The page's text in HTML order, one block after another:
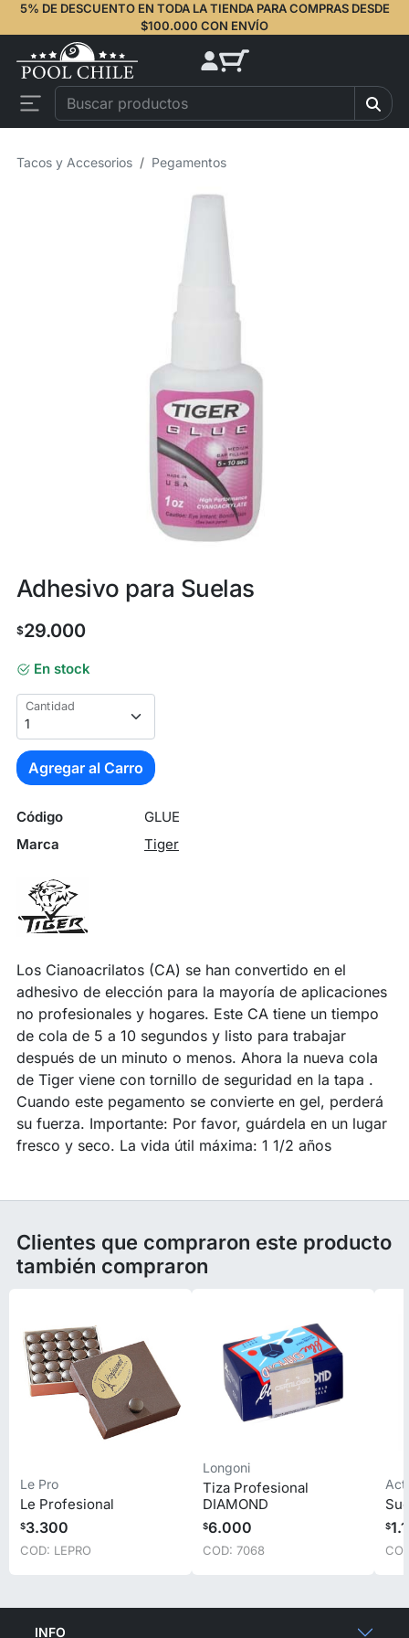
5% DE DESCUENTO EN TODA LA TIENDA PARA COMPRAS DESDE
$100.000 CON ENVÍO
Tacos y Accesorios Pegamentos
Adhesivo para Suelas
$29.000
En stock
Cantidad
Agregar al Carro
Código
GLUE
Marca
Tiger
Los Cianoacrilatos (CA) se han convertido en el
adhesivo de elección para la mayoría de aplicaciones
no profesionales y hogares. Este CA tiene un tiempo
de cola de 5 a 10 segundos y listo para trabajar
después de un minuto o menos. Ahora la nueva cola
de Tiger viene con tornillo de seguridad en la tapa .
Cuando este pegamento se convierte en gel, perderá
su fuerza. Importante: Por favor, guárdela en un lugar
fresco y seco. La vida útil máxima: 1 1/2 años
Clientes que compraron este producto
también compraron
Le Pro
Le Profesional
$3.300
COD: LEPRO
Longoni
Tiza Profesional
DIAMOND
$6.000
COD: 7068
$
INFO